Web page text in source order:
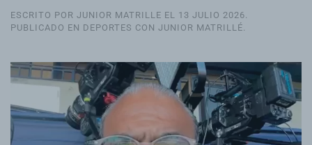
ESCRITO POR JUNIOR MATRILLE EL 13 JULIO 2026.
PUBLICADO EN DEPORTES CON JUNIOR MATRILLÉ.